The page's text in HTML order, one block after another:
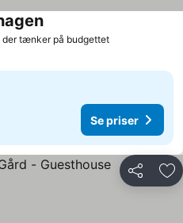
der tænker på budgettet
Se priser
Del